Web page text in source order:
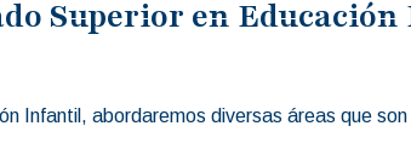
Superior en
Infantil, abordaremos diversas áreas que